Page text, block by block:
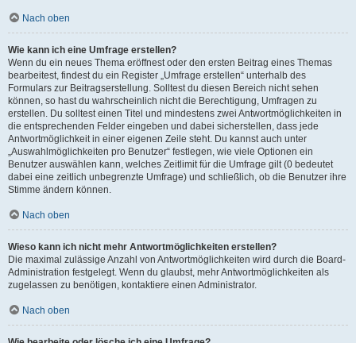
Nach oben
Wie kann ich eine Umfrage erstellen?
Wenn du ein neues Thema eröffnest oder den ersten Beitrag eines Themas
bearbeitest, findest du ein Register „Umfrage erstellen“ unterhalb des
Formulars zur Beitragserstellung. Solltest du diesen Bereich nicht sehen
können, so hast du wahrscheinlich nicht die Berechtigung, Umfragen zu
erstellen. Du solltest einen Titel und mindestens zwei Antwortmöglichkeiten in
die entsprechenden Felder eingeben und dabei sicherstellen, dass jede
Antwortmöglichkeit in einer eigenen Zeile steht. Du kannst auch unter
„Auswahlmöglichkeiten pro Benutzer“ festlegen, wie viele Optionen ein
Benutzer auswählen kann, welches Zeitlimit für die Umfrage gilt (0 bedeutet
dabei eine zeitlich unbegrenzte Umfrage) und schließlich, ob die Benutzer ihre
Stimme ändern können.
Nach oben
Wieso kann ich nicht mehr Antwortmöglichkeiten erstellen?
Die maximal zulässige Anzahl von Antwortmöglichkeiten wird durch die Board-
Administration festgelegt. Wenn du glaubst, mehr Antwortmöglichkeiten als
zugelassen zu benötigen, kontaktiere einen Administrator.
Nach oben